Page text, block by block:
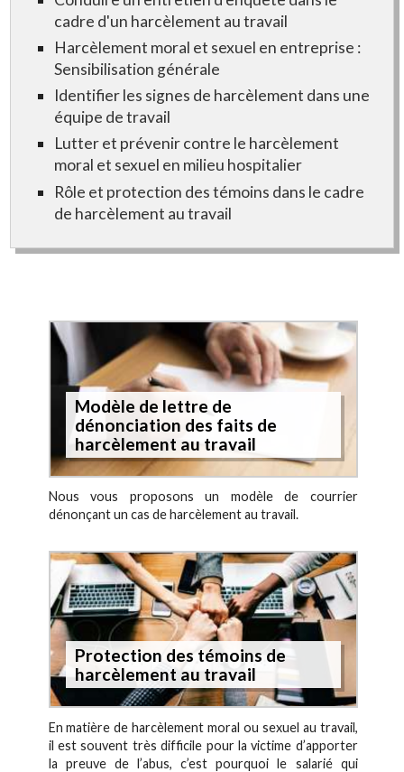
cadre d'un harcèlement au travail
Harcèlement moral et sexuel en entreprise :
Sensibilisation générale
Identifier les signes de harcèlement dans une
équipe de travail
Lutter et prévenir contre le harcèlement
moral et sexuel en milieu hospitalier
Rôle et protection des témoins dans le cadre
de harcèlement au travail
Modèle de lettre de
dénonciation des faits de
harcèlement au travail
Nous vous proposons un modèle de courrier
dénonçant un cas de harcèlement au travail.
Protection des témoins de
harcèlement au travail
En matière de harcèlement moral ou sexuel au travail,
il est souvent très difficile pour la victime d’apporter
la preuve de l’abus, c’est pourquoi le salarié qui